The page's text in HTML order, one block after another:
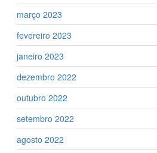
março 2023
fevereiro 2023
janeiro 2023
dezembro 2022
outubro 2022
setembro 2022
agosto 2022